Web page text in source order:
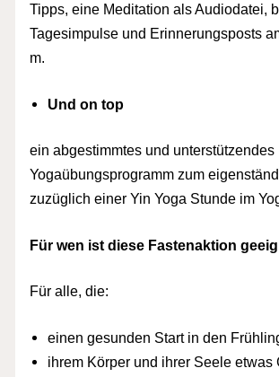
Tipps, eine Meditation als Audiodatei,
Tagesimpulse und Erinnerungsposts
m.
Und on top
ein abgestimmtes und unterstützendes
Yogaübungsprogramm zum
zuzüglich einer Yin Yoga Stunde im
Für wen ist diese Fastenaktion
Für alle, die:
einen gesunden Start in den
ihrem Körper und ihrer Seele etwas